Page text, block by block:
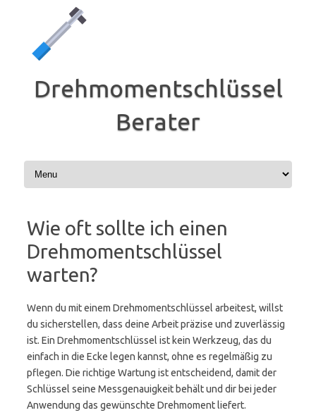
Drehmomentschlüssel
Berater
Wie oft sollte ich einen
Drehmomentschlüssel
warten?
Wenn du mit einem Drehmomentschlüssel arbeitest, willst
du sicherstellen, dass deine Arbeit präzise und zuverlässig
ist. Ein Drehmomentschlüssel ist kein Werkzeug, das du
einfach in die Ecke legen kannst, ohne es regelmäßig zu
pflegen. Die richtige Wartung ist entscheidend, damit der
Schlüssel seine Messgenauigkeit behält und dir bei jeder
Anwendung das gewünschte Drehmoment liefert.